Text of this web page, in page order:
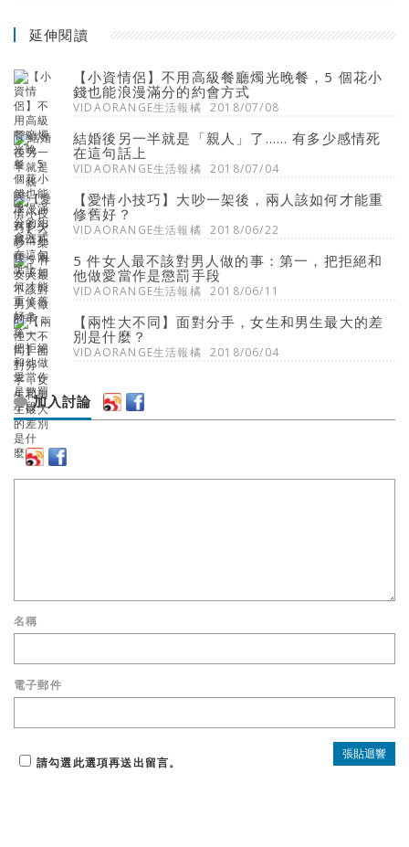
延伸閱讀
【小資情侶】不用高級餐廳燭光晚餐，5 個花小
錢也能浪漫滿分的約會方式
VIDAORANGE生活報橘 2018/07/08
結婚後另一半就是「親人」了…… 有多少感情死
在這句話上
VIDAORANGE生活報橘 2018/07/04
【愛情小技巧】大吵一架後，兩人該如何才能重
修舊好？
VIDAORANGE生活報橘 2018/06/22
5 件女人最不該對男人做的事：第一，把拒絕和
他做愛當作是懲罰手段
VIDAORANGE生活報橘 2018/06/11
【兩性大不同】面對分手，女生和男生最大的差
別是什麼？
VIDAORANGE生活報橘 2018/06/04
加入討論
名稱
電子郵件
請勾選此選項再送出留言。